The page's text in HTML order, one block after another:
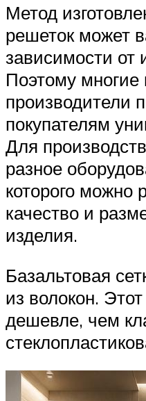
Метод
решеток может
зависимости от
Поэтому многие
производители
покупателям
Для
разное
которого можно
качество и
изделия.
Базальтовая
из волокон.
дешевле, чем